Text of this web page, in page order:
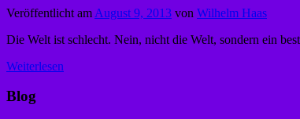
Veröffentlicht am August 9, 2013 von Wilhelm Haas
Die Welt ist schlecht. Nein, nicht die Welt, sondern ein
Weiterlesen
Blog